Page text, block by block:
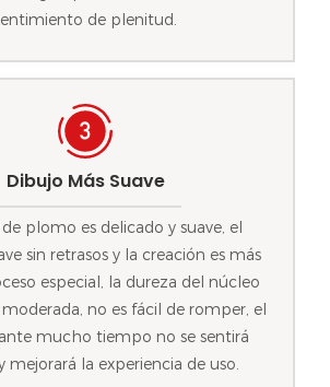
de plenitud.
Dibujo Más Suave
plomo es delicado y suave, el
sin retrasos y la creación es más
especial, la dureza del núcleo
no es fácil de romper, el
mucho tiempo no se sentirá
mejorará la experiencia de uso.